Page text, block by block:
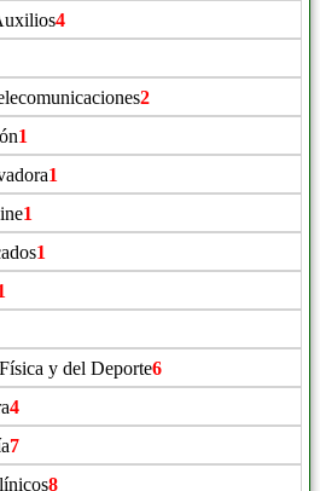
4
2
1
1
1
1
y del Deporte6
4
7
8